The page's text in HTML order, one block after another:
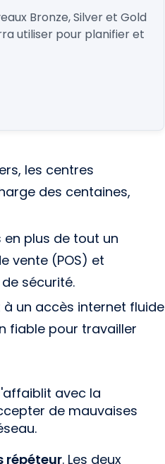
Bronze, Silver et Gold
utiliser pour planifier et
les centres
des centaines,
en plus de tout un
vente (POS) et
sécurité.
un accès internet fluide
fiable pour travailler
avec la
de mauvaises
répéteur. Les deux